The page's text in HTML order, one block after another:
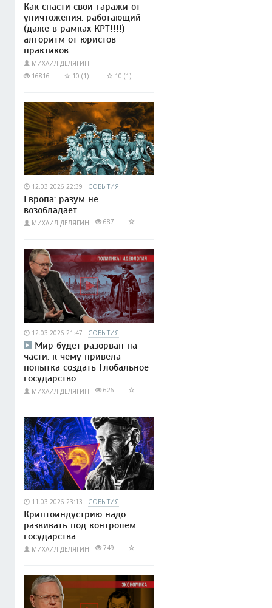
Как спасти свои гаражи от
уничтожения: работающий
(даже в рамках КРТ!!!!)
алгоритм от юристов-
практиков
МИХАИЛ ДЕЛЯГИН
16816
10 (1) 10 (1)
12.03.2026 22:39 СОБЫТИЯ
Европа: разум не
возобладает
МИХАИЛ ДЕЛЯГИН 687
12.03.2026 21:47 СОБЫТИЯ
Мир будет разорван на
части: к чему привела
попытка создать Глобальное
государство
МИХАИЛ ДЕЛЯГИН 626
11.03.2026 23:13 СОБЫТИЯ
Криптоиндустрию надо
развивать под контролем
государства
МИХАИЛ ДЕЛЯГИН 749